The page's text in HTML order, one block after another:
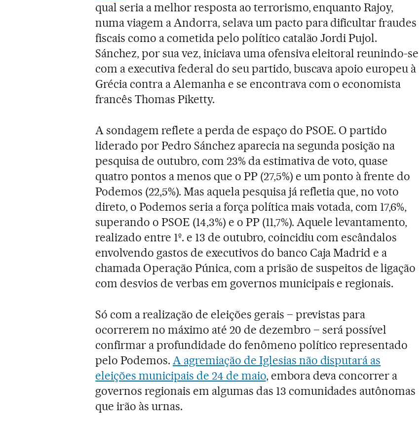
qual seria a melhor resposta ao terrorismo, enquanto Rajoy,
numa viagem a Andorra, selava um pacto para dificultar fraudes
fiscais como a cometida pelo político catalão Jordi Pujol.
Sánchez, por sua vez, iniciava uma ofensiva eleitoral reunindo-se
com a executiva federal do seu partido, buscava apoio europeu à
Grécia contra a Alemanha e se encontrava com o economista
francês Thomas Piketty.
A sondagem reflete a perda de espaço do PSOE. O partido
liderado por Pedro Sánchez aparecia na segunda posição na
pesquisa de outubro, com 23% da estimativa de voto, quase
quatro pontos a menos que o PP (27,5%) e um ponto à frente do
Podemos (22,5%). Mas aquela pesquisa já refletia que, no voto
direto, o Podemos seria a força política mais votada, com 17,6%,
superando o PSOE (14,3%) e o PP (11,7%). Aquele levantamento,
realizado entre 1º. e 13 de outubro, coincidiu com escândalos
envolvendo gastos de executivos do banco Caja Madrid e a
chamada Operação Púnica, com a prisão de suspeitos de ligação
com desvios de verbas em governos municipais e regionais.
Só com a realização de eleições gerais – previstas para
ocorrerem no máximo até 20 de dezembro – será possível
confirmar a profundidade do fenômeno político representado
pelo Podemos.A agremiação de Iglesias não disputará as
eleições municipais de 24 de maio, embora deva concorrer a
governos regionais em algumas das 13 comunidades autônomas
que irão às urnas.